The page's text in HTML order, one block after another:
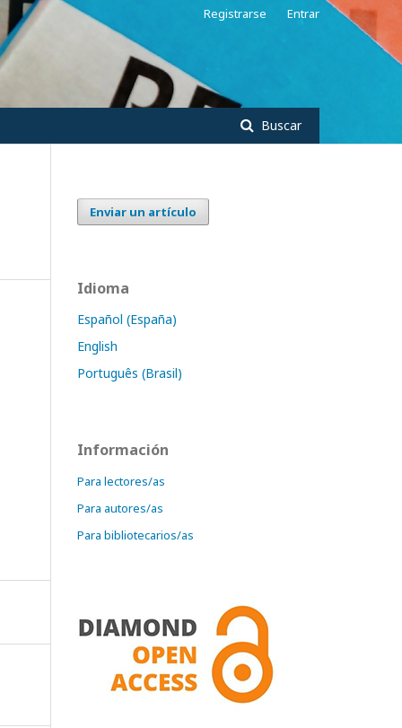
Buscar
Registrarse Entrar
Enviar un artículo
Idioma
Español (España)
English
Português (Brasil)
Información
Para lectores/as
Para autores/as
Para bibliotecarios/as